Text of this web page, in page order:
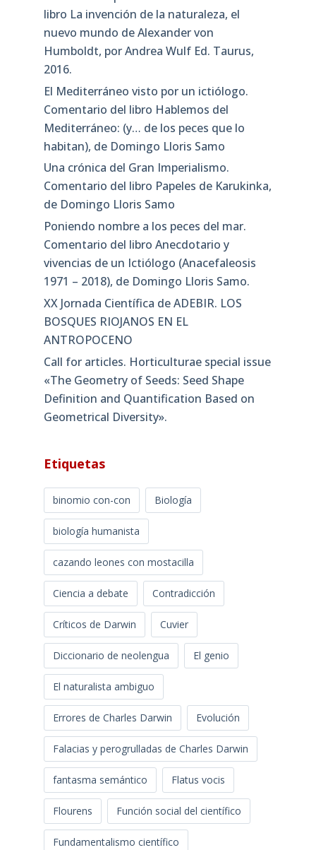
libro La invención de la naturaleza, el
nuevo mundo de Alexander von
Humboldt, por Andrea Wulf Ed. Taurus,
2016.
El Mediterráneo visto por un ictiólogo.
Comentario del libro Hablemos del
Mediterráneo: (y… de los peces que lo
habitan), de Domingo Lloris Samo
Una crónica del Gran Imperialismo.
Comentario del libro Papeles de Karukinka,
de Domingo Lloris Samo
Poniendo nombre a los peces del mar.
Comentario del libro Anecdotario y
vivencias de un Ictiólogo (Anacefaleosis
1971 – 2018), de Domingo Lloris Samo.
XX Jornada Científica de ADEBIR. LOS
BOSQUES RIOJANOS EN EL
ANTROPOCENO
Call for articles. Horticulturae special issue
«The Geometry of Seeds: Seed Shape
Definition and Quantification Based on
Geometrical Diversity»​.
Etiquetas
binomio con-con Biología
biología humanista
cazando leones con mostacilla
Ciencia a debate Contradicción
Críticos de Darwin Cuvier
Diccionario de neolengua El genio
El naturalista ambiguo
Errores de Charles Darwin Evolución
Falacias y perogrulladas de Charles Darwin
fantasma semántico Flatus vocis
Flourens Función social del científico
Fundamentalismo científico